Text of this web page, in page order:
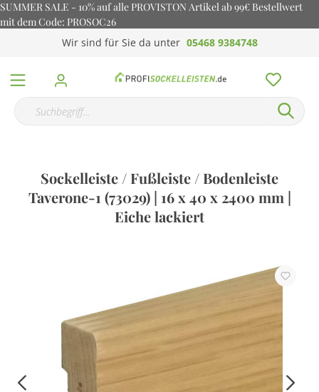
SUMMER SALE - 10% auf alle PROVISTON Artikel ab 99€ Bestellwert
mit dem Code: PROSOC26
Wir sind für Sie da unter 05468 9384748
Sockelleiste / Fußleiste / Bodenleiste
Taverone-1 (73029) | 16 x 40 x 2400 mm |
Eiche lackiert